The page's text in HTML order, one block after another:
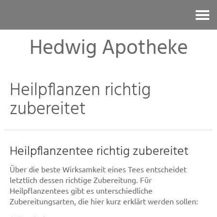
Hedwig Apotheke
Heilpflanzen richtig
zubereitet
Heilpflanzentee richtig zubereitet
Über die beste Wirksamkeit eines Tees entscheidet
letztlich dessen richtige Zubereitung. Für
Heilpflanzentees gibt es unterschiedliche
Zubereitungsarten, die hier kurz erklärt werden sollen: